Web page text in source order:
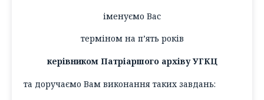
іменуємо Вас
терміном на п’ять років
керівником Патріаршого архіву УГКЦ
та доручаємо Вам виконання таких завдань: